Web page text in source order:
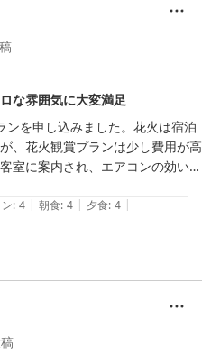
な雰囲気に大変満足
を申し込みました。花火は宿泊
、花火観賞プランは少し費用が高
室に案内され、エアコンの効いた
できる点がとても快適でした。
感じで、土曜ワイド劇場に天地茂
途半端な改装はせずに、あえて古
るホテルだと思います。
せっかくなので大浴場に行きまし
呂がついており、部屋のお風呂の
畳に布団が敷いてあるのも和室な
行っているので、レトロな雰囲気
: 4 | 朝食: 4 | 夕食: 4 |